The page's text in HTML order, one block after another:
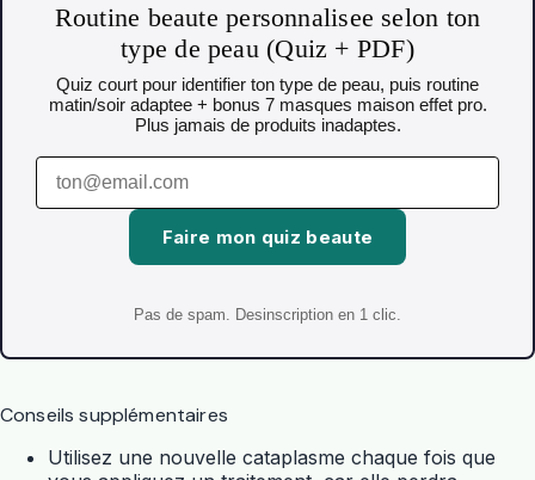
Routine beaute personnalisee selon ton
type de peau (Quiz + PDF)
Quiz court pour identifier ton type de peau, puis routine
matin/soir adaptee + bonus 7 masques maison effet pro.
Plus jamais de produits inadaptes.
Faire mon quiz beaute
Pas de spam. Desinscription en 1 clic.
Conseils supplémentaires
Utilisez une nouvelle cataplasme chaque fois que